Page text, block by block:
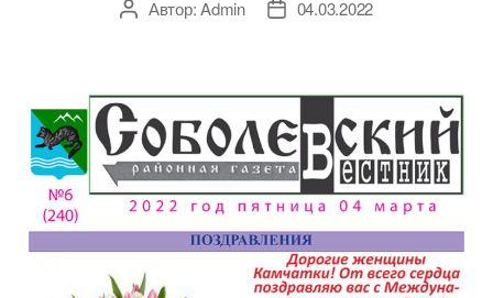
АвторАвтор:Admin
Дата04.03.2022